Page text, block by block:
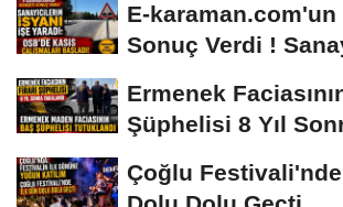
E-karaman.com'un
Sonuç Verdi !
Ermenek
Şüphelisi 8 Yıl
Çoğlu